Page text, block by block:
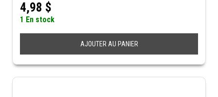
4,98 $
1 En stock
AJOUTER AU PANIER